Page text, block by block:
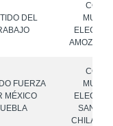
DEL
AMOZOC,
FUERZA
MÉXICO
SAN
CHILAC,